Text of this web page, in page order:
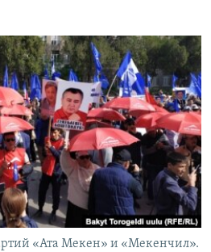
«Ата Мекен» и «Мекенчил».